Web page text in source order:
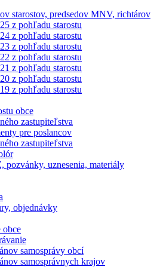
starostov, predsedov MNV, richtárov
z pohľadu starostu
z pohľadu starostu
z pohľadu starostu
z pohľadu starostu
z pohľadu starostu
z pohľadu starostu
z pohľadu starostu
obce
zastupiteľstva
pre poslancov
zastupiteľstva
pozvánky, uznesenia, materiály
objednávky
obce
samosprávy obcí
samosprávnych krajov